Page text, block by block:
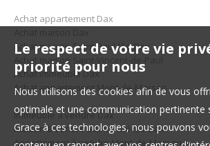
Achat appartement Dax
Achat maison Saint-Paul-lès-Dax
Achat maison Saint-Vincent-de-Paul
Achat immeuble Dax
Achat appartement Mont-de-Marsan
Immeuble à vendre Dax
Maison à vendre Saint-Paul-lès-Dax
Appartement à vendre Mont-de-Marsan
Le respect de votre vie
priorité pour nous
Nous utilisons des cookies afin de vous
optimale et une communication pertinente
Grace à ces technologies, nous pouvons